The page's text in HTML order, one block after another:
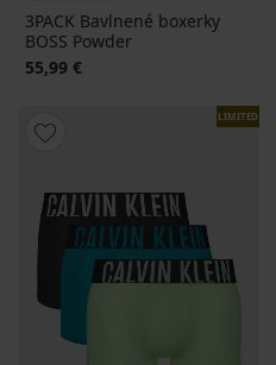
3PACK Bavlnené boxerky
BOSS Powder
55,99 €
LIMITED